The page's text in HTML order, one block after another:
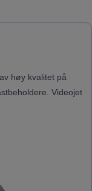
høy kvalitet på
Videojet